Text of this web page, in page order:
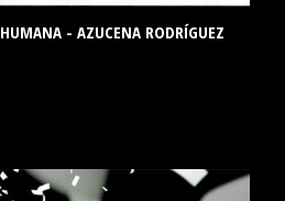
- AZUCENA RODRÍGUEZ